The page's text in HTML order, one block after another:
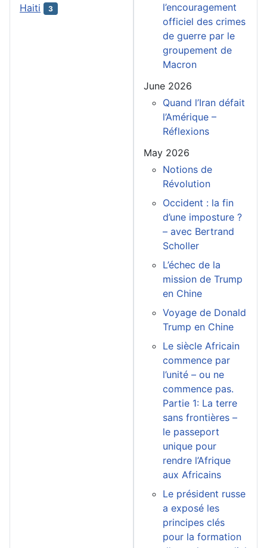
Haiti 3
l’encouragement
officiel des crimes
de guerre par le
groupement de
Macron
June 2026
Quand l’Iran défait
l’Amérique –
Réflexions
May 2026
Notions de
Révolution
Occident : la fin
d’une imposture ?
– avec Bertrand
Scholler
L’échec de la
mission de Trump
en Chine
Voyage de Donald
Trump en Chine
Le siècle Africain
commence par
l’unité – ou ne
commence pas.
Partie 1: La terre
sans frontières –
le passeport
unique pour
rendre l’Afrique
aux Africains
Le président russe
a exposé les
principes clés
pour la formation